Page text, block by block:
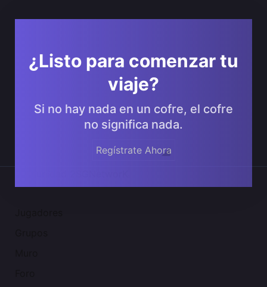
¿Listo para comenzar tu
viaje?
Si no hay nada en un cofre, el cofre
no significa nada.
Regístrate Ahora